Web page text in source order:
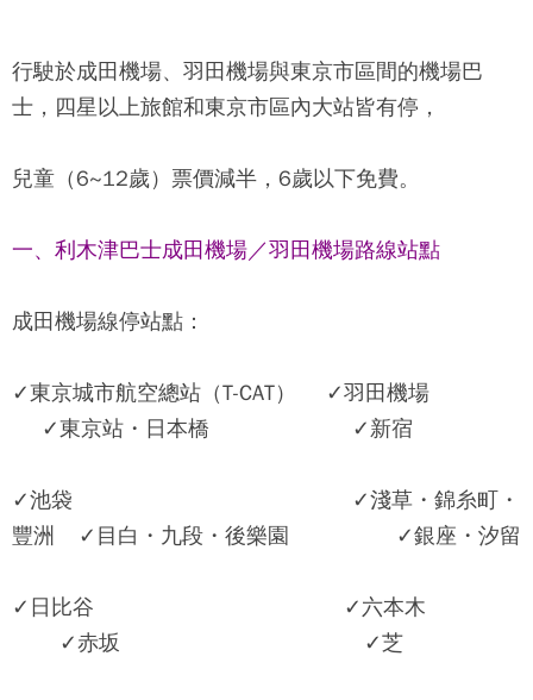
行駛於成田機場、羽田機場與東京市區間的機場巴
士，四星以上旅館和東京市區內大站皆有停，
兒童（6~12歲）票價減半，6歲以下免費。
一、利木津巴士成田機場／羽田機場路線站點
成田機場線停站點：
✓東京城市航空總站（T-CAT） ✓羽田機場
✓東京站・日本橋 ✓新宿
✓池袋 ✓淺草・錦糸町・
豐洲 ✓目白・九段・後樂園 ✓銀座・汐留
✓日比谷 ✓六本木
✓赤坂 ✓芝